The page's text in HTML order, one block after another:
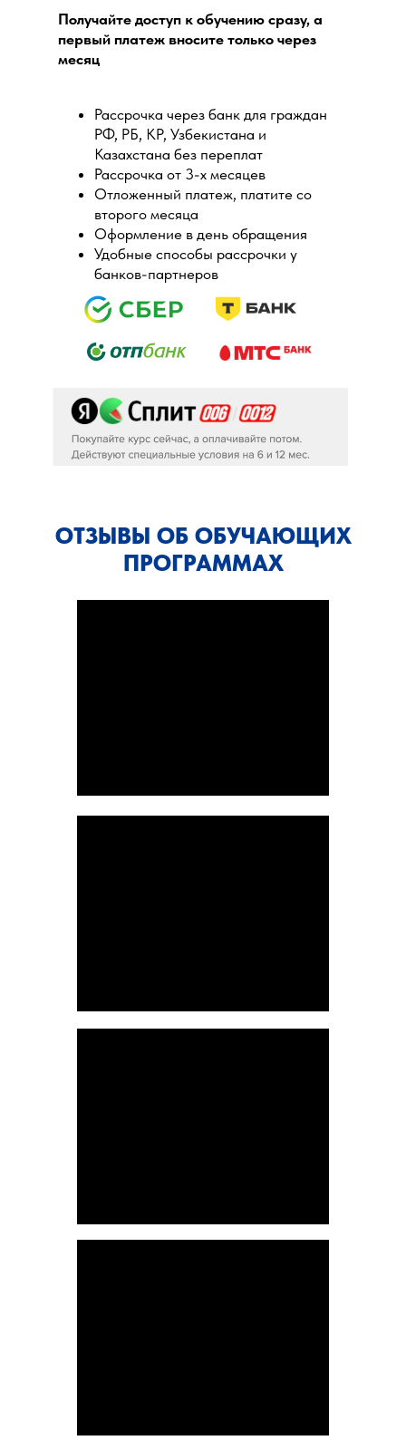
Получайте доступ к обучению сразу, а
первый платеж вносите только через
месяц
Рассрочка через банк для граждан
РФ, РБ, КР, Узбекистана и
Казахстана без переплат
Рассрочка от 3-х месяцев
Отложенный платеж, платите со
второго месяца
Оформление в день обращения
Удобные способы рассрочки у
банков-партнеров
ОТЗЫВЫ ОБ ОБУЧАЮЩИХ
ПРОГРАММАХ